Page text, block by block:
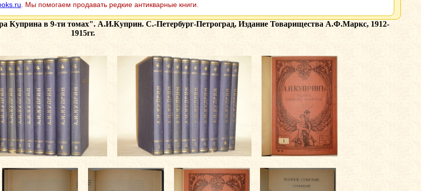
. Мы помогаем продавать редкие антикварные книги.
Куприна в 9-ти томах". А.И.Куприн. С.-Петербург-Петроград, Издание Товарищества А.Ф.Маркс, 1912-
1915гг.